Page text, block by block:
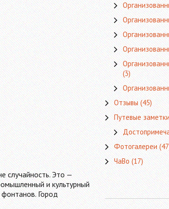
случайность. Это —
и культурный
Город
(3)
Отзывы(45)
Путевые
Фотогалереи
ЧаВо(17)